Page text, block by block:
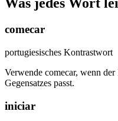
Was jedes Wort
comecar
portugiesisches Kontrastwort
Verwende comecar, wenn
Gegensatzes passt.
iniciar